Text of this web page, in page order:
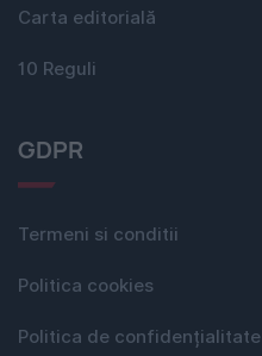
Carta editorială
10 Reguli
GDPR
Termeni si conditii
Politica cookies
Politica de confidențialitate